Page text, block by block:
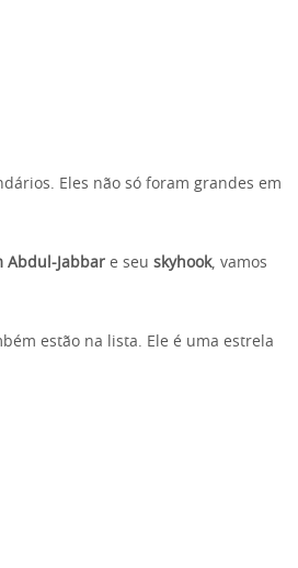
Eles não só foram grandes em
Abdul-Jabbar e seu skyhook, vamos
estão na lista. Ele é uma estrela